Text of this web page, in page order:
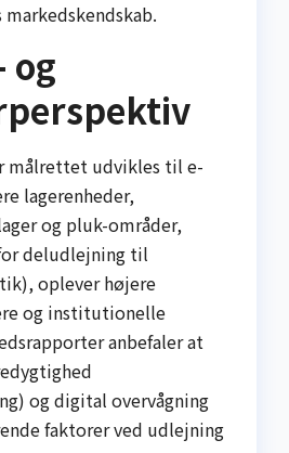
og
målrettet udvikles til e-
lagerenheder,
og pluk-områder,
deludlejning til
oplever højere
og institutionelle
anbefaler at
og digital overvågning
faktorer ved udlejning